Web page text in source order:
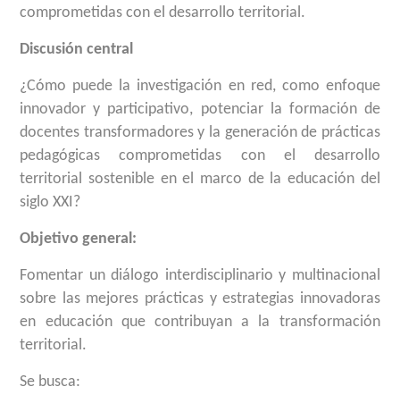
comprometidas con el desarrollo territorial.
Discusión central
¿Cómo puede la investigación en red, como enfoque
innovador y participativo, potenciar la formación de
docentes transformadores y la generación de prácticas
pedagógicas comprometidas con el desarrollo
territorial sostenible en el marco de la educación del
siglo XXI?
Objetivo general:
Fomentar un diálogo interdisciplinario y multinacional
sobre las mejores prácticas y estrategias innovadoras
en educación que contribuyan a la transformación
territorial.
Se busca: